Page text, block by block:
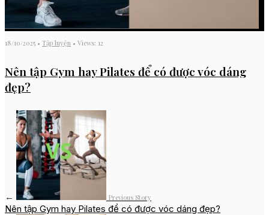
18/10/2025 • Tập luyện • Views: 12
Nên tập Gym hay Pilates để có được vóc dáng
đẹp?
← Previous Story
Nên tập Gym hay Pilates để có được vóc dáng đẹp?